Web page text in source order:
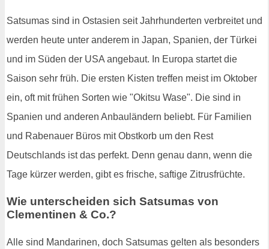
Satsumas sind in Ostasien seit Jahrhunderten verbreitet und
werden heute unter anderem in Japan, Spanien, der Türkei
und im Süden der USA angebaut. In Europa startet die
Saison sehr früh. Die ersten Kisten treffen meist im Oktober
ein, oft mit frühen Sorten wie "Okitsu Wase". Die sind in
Spanien und anderen Anbauländern beliebt. Für Familien
und Rabenauer Büros mit Obstkorb um den Rest
Deutschlands ist das perfekt. Denn genau dann, wenn die
Tage kürzer werden, gibt es frische, saftige Zitrusfrüchte.
Wie unterscheiden sich Satsumas von
Clementinen & Co.?
Alle sind Mandarinen, doch Satsumas gelten als besonders